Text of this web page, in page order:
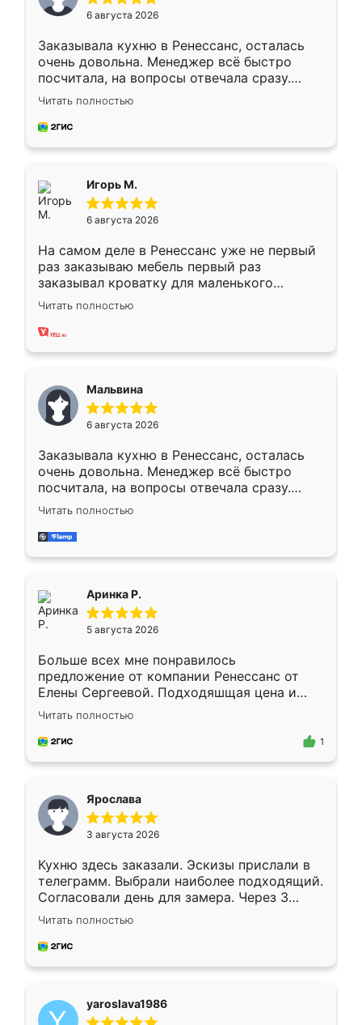
6 августа 2026
Заказывала кухню в Ренессанс, осталась
очень довольна. Менеджер всё быстро
посчитала, на вопросы отвечала сразу.
Замерщик приехал в субботу, подошёл к
делу со всей ответственностью. Собрали
за день, ребята работали аккуратно, даже
Читать полностью
Игорь М.
6 августа 2026
На самом деле в Ренессанс уже не первый
раз заказываю мебель первый раз
заказывал кроватку для маленького
ребёнка при его рождении ,во второй раз
заказал шкаф-купе. По качеству очень
хорошее сборка достаточно быстрая,
меньше, здесь же он более разнообразный.
Мне нравится ,если что-то потребуется из
мебели буду заказывать только здесь.
Читать полностью
Мальвина
6 августа 2026
Заказывала кухню в Ренессанс, осталась
очень довольна. Менеджер всё быстро
посчитала, на вопросы отвечала сразу.
Замерщик приехал в субботу, подошёл к
делу со всей ответственностью. Собрали
за день, ребята работали аккуратно, даже
Читать полностью
Аринка Р.
5 августа 2026
Больше всех мне понравилось
предложение от компании Ренессанс от
Елены Сергеевой. Подходяшщая цена и
короткие сроки изготовления. Приехавший
для замера сотрудник Владислав
предложил по моему эскизу самый
Читать полностью
1
Ярослава
3 августа 2026
Кухню здесь заказали. Эскизы прислали в
телеграмм. Выбрали наиболее подходящий.
Согласовали день для замера. Через 3
недели кухня была уже готова. Остались
довольны работой. Спасибо Ренессанс
мебель за качественную работу!
Читать полностью
yaroslava1986